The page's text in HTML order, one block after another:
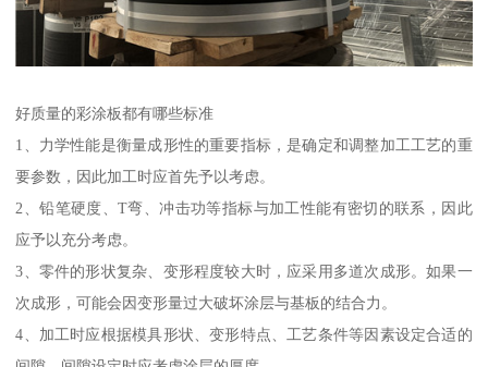
好质量的彩涂板都有哪些标准
1、力学性能是衡量成形性的重要指标，是确定和调整加工工艺的重
要参数，因此加工时应首先予以考虑。
2、铅笔硬度、T弯、冲击功等指标与加工性能有密切的联系，因此
应予以充分考虑。
3、零件的形状复杂、变形程度较大时，应采用多道次成形。如果一
次成形，可能会因变形量过大破坏涂层与基板的结合力。
4、加工时应根据模具形状、变形特点、工艺条件等因素设定合适的